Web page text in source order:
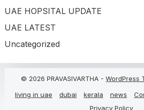
UAE HOPSITAL UPDATE
UAE LATEST
Uncategorized
© 2026 PRAVASIVARTHA -WordPress
living in uae
dubai kerala news
Privacy Policy